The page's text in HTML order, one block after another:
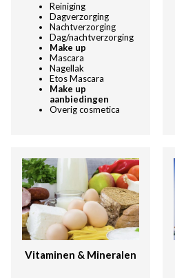
Reiniging
Dagverzorging
Nachtverzorging
Dag/nachtverzorging
Make up
Mascara
Nagellak
Etos Mascara
Make up
aanbiedingen
Overig cosmetica
Vitaminen & Mineralen